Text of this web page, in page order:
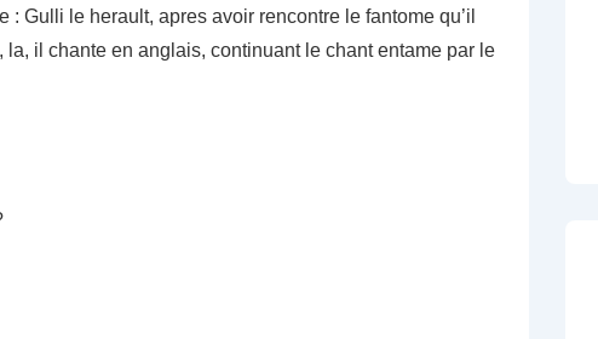
Gulli le herault, apres avoir rencontre le fantome qu’il
il chante en anglais, continuant le chant entame par le